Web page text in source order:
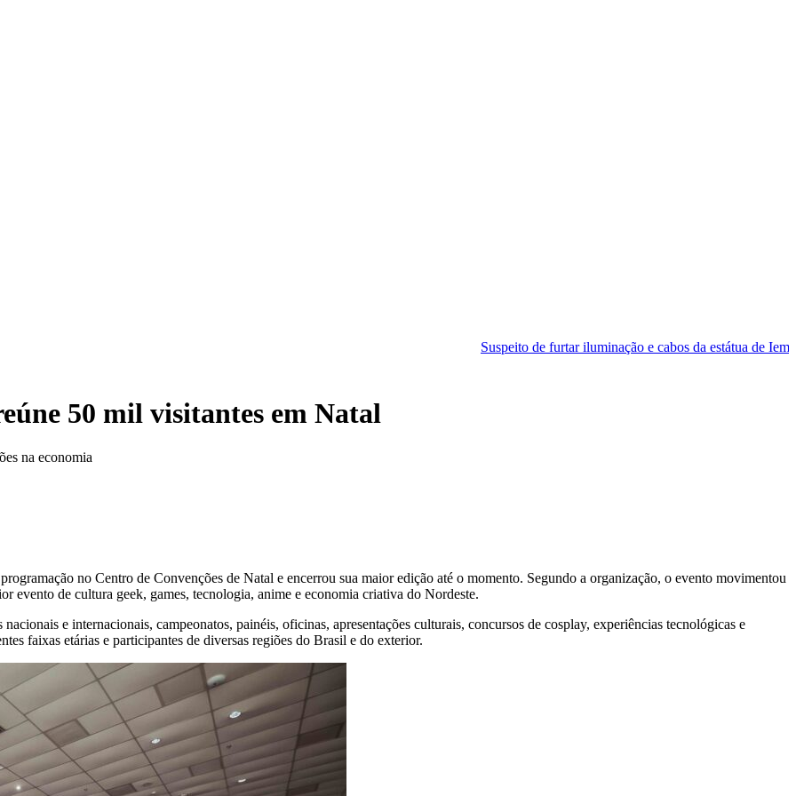
Suspeito de furtar iluminação e cabos da estátua de Iemanjá é preso
50 mil visitantes em Natal
na economia
no Centro de Convenções de Natal e encerrou sua maior edição até o momento. Segundo a organização, o evento movimentou
evento de cultura geek, games, tecnologia, anime e economia criativa do Nordeste.
e internacionais, campeonatos, painéis, oficinas, apresentações culturais, concursos de cosplay, experiências tecnológicas e
faixas etárias e participantes de diversas regiões do Brasil e do exterior.